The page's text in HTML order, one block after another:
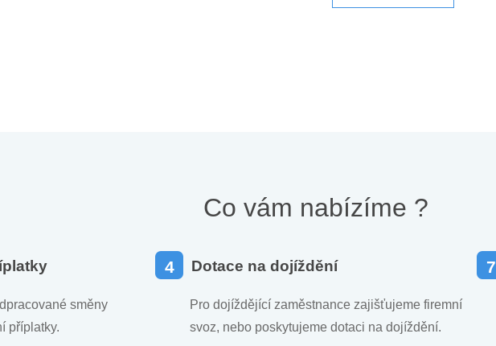
Co vám nabízíme ?
směny
příplatky.
4 Dotace na dojíždění
Pro dojíždějící zaměstnance zajišťujeme firemní
svoz, nebo poskytujeme dotaci na dojíždění.
7